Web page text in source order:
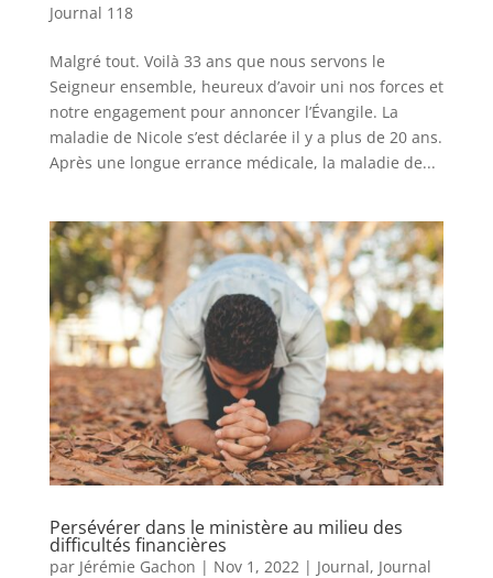
Journal 118
Malgré tout. Voilà 33 ans que nous servons le
Seigneur ensemble, heureux d’avoir uni nos forces et
notre engagement pour annoncer l’Évangile. La
maladie de Nicole s’est déclarée il y a plus de 20 ans.
Après une longue errance médicale, la maladie de...
Persévérer dans le ministère au milieu des
difficultés financières
par Jérémie Gachon | Nov 1, 2022 | Journal, Journal